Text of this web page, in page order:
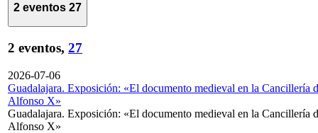
2 eventos 27
2 eventos, 27
2026-07-06
Guadalajara. Exposición: «El documento medieval en la Cancillería
Alfonso X»
Guadalajara. Exposición: «El documento medieval en la Cancillería
Alfonso X»